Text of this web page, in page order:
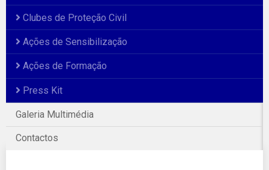
Clubes de Proteção Civil
Ações de Sensibilização
Ações de Formação
Press Kit
Galeria Multimédia
Contactos
Galeria Fotográfica